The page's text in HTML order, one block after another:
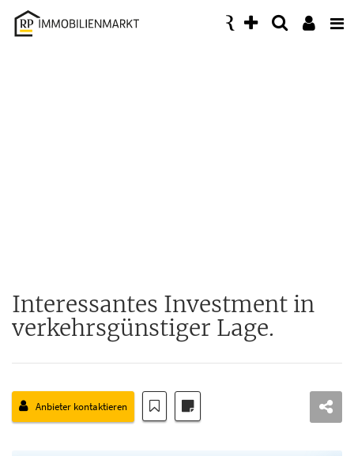
Accessibility
Modus
Interessantes Investment in
verkehrsgünstiger Lage.
Anbieter kontaktieren